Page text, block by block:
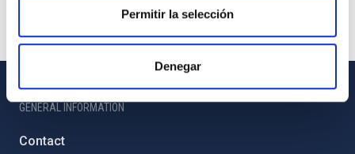
Permitir la selección
Denegar
GENERAL INFORMATION
Contact